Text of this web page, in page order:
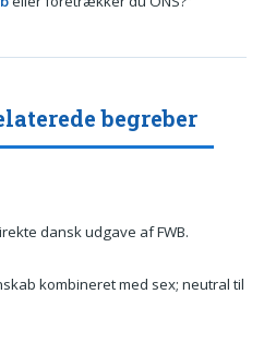
begreber
dansk udgave af FWB.
kombineret med sex; neutral til